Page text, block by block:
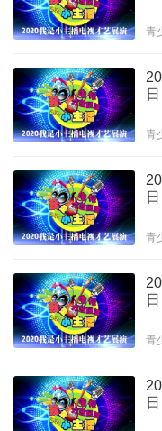
青
日
青
日
青
日
青
日